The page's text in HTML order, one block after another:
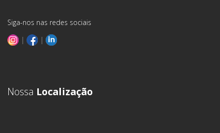
Siga-nos nas redes sociais
|
|
Nossa Localização